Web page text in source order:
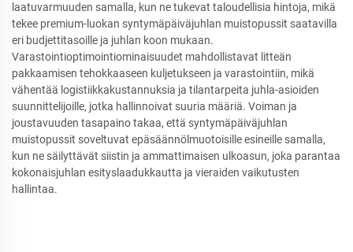
laatuvarmuuden samalla, kun ne tukevat taloudellisia hintoja, mikä
tekee premium-luokan syntymäpäiväjuhlan muistopussit saatavilla
eri budjettitasoille ja juhlan koon mukaan.
Varastointioptimointiominaisuudet mahdollistavat litteän
pakkaamisen tehokkaaseen kuljetukseen ja varastointiin, mikä
vähentää logistiikkakustannuksia ja tilantarpeita juhla-asioiden
suunnittelijoille, jotka hallinnoivat suuria määriä. Voiman ja
joustavuuden tasapaino takaa, että syntymäpäiväjuhlan
muistopussit soveltuvat epäsäännölmuotoisille esineille samalla,
kun ne säilyttävät siistin ja ammattimaisen ulkoasun, joka parantaa
kokonaisjuhlan esityslaadukkautta ja vieraiden vaikutusten
hallintaa.